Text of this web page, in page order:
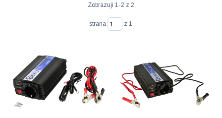
Zobrazuji 1-2 z 2
strana z 1